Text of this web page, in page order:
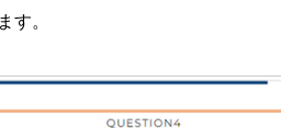
。